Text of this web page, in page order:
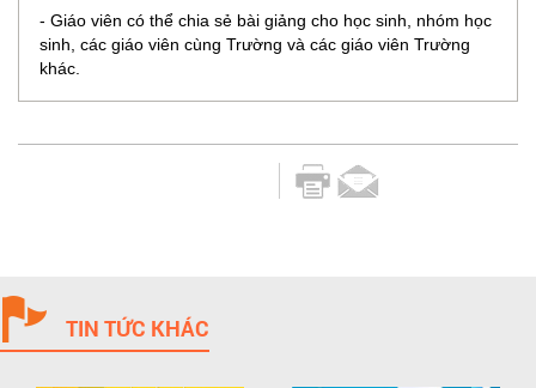
- Giáo viên có thể chia sẻ bài giảng cho học sinh, nhóm học
sinh, các giáo viên cùng Trường và các giáo viên Trường
khác.
TIN TỨC KHÁC